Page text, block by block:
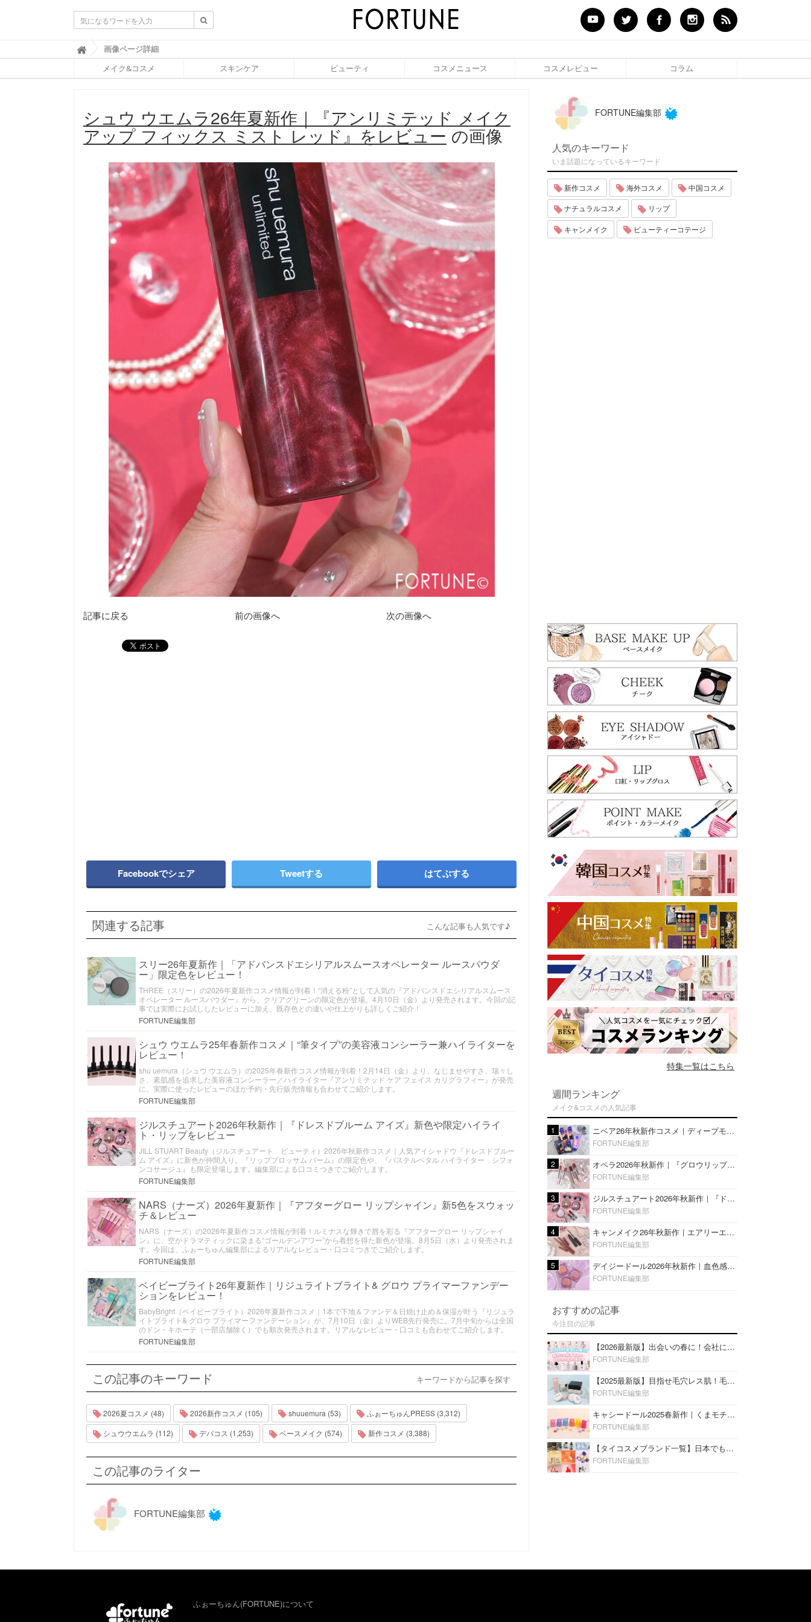
ふ
ぉ
ち
(
F
O
R
画像ページ詳細
メイク&コスメ スキンケア ビューティ コスメニュース コスメレビュー コラム
シュウ ウエムラ26年夏新作｜『アンリミテッド メイク
アップ フィックス ミスト レッド』をレビュー の画像
記事に戻る 前の画像へ 次の画像へ
Facebookでシェア Tweetする はてぶする
関連する記事 こんな記事も人気です♪
スリー26年夏新作｜「アドバンスドエシリアルスムースオペレーター ルースパウダ
ー」限定色をレビュー！
THREE（スリー）の2026年夏新作コスメ情報が到着！“消える粉”として人気の『アドバンスドエシリアルスムース
オペレーター ルースパウダー』から、クリアグリーンの限定色が登場。4月10日（金）より発売されます。今回の記
事では実際にお試ししたレビューに加え、既存色との違いや仕上がりも詳しくご紹介！
FORTUNE編集部
シュウ ウエムラ25年春新作コスメ｜“筆タイプ”の美容液コンシーラー兼ハイライターを
レビュー！
shu uemura（シュウ ウエムラ）の2025年春新作コスメ情報が到着！2月14日（金）より、なじませやすさ、瑞々し
さ、素肌感を追求した美容液コンシーラー／ハイライター『アンリミテッド ケア フェイス カリグラフィー』が発売
に。実際に使ったレビューのほか予約・先行販売情報も合わせてご紹介します。
FORTUNE編集部
ジルスチュアート2026年秋新作｜『ドレスドブルーム アイズ』新色や限定ハイライ
ト・リップをレビュー
JILL STUART Beauty（ジルスチュアート ビューティ）2026年秋新作コスメ｜人気アイシャドウ『ドレスドブルー
ム アイズ』に新色が仲間入り。『リップブロッサム バーム』の限定色や、『パステルペタル ハイライター シフォ
ンコサージュ』も限定登場します。編集部による口コミつきでご紹介します。
FORTUNE編集部
NARS（ナーズ）2026年夏新作｜『アフターグロー リップシャイン』新5色をスウォッ
チ＆レビュー
NARS（ナーズ）の2026年夏新作コスメ情報が到着！ルミナスな輝きで唇を彩る『アフターグロー リップシャイ
ン』に、空がドラマティックに染まる“ゴールデンアワー”から着想を得た新色が登場。8月5日（水）より発売されま
す。今回は、ふぉーちゅん編集部によるリアルなレビュー・口コミつきでご紹介します。
FORTUNE編集部
ベイビーブライト26年夏新作｜リジュライトブライト& グロウ プライマーファンデー
ションをレビュー！
BabyBright（ベイビーブライト）2026年夏新作コスメ｜1本で下地＆ファンデ＆日焼け止め＆保湿が叶う『リジュラ
イトブライト& グロウ プライマーファンデーション』が、7月10日（金）よりWEB先行発売に。7月中旬からは全国
のドン・キホーテ（一部店舗除く）でも順次発売されます。リアルなレビュー・口コミも合わせてご紹介します。
FORTUNE編集部
この記事のキーワード キーワードから記事を探す
2026夏コスメ (48) 2026新作コスメ (105) shuuemura (53)
ふぉーちゅんPRESS (3,312)
シュウウエムラ (112)
デパコス (1,253) ベースメイク (574) 新作コスメ (3,388)
この記事のライター
FORTUNE編集部
FORTUNE編集部
人気のキーワード
いま話題になっているキーワード
新作コスメ 海外コスメ 中国コスメ
ナチュラルコスメ リップ
キャンメイク ビューティーコテージ
特集一覧はこちら
週間ランキング
メイク&コスメの人気記事
1 ニベア26年秋新作コスメ｜ディープモイスチャーリップの美容液タイプや2in1ボディクリームスクラブも
FORTUNE編集部
2 オペラ2026年秋新作｜『グロウリップティント』の新色・限定色はローズジャムカラー♡全4色をレビュー
FORTUNE編集部
3 ジルスチュアート2026年秋新作｜『ドレスドブルーム アイズ』新色や限定ハイライト・リップをレビュー
FORTUNE編集部
4 キャンメイク26年秋新作｜エアリーエクステンションライナー＆カールスナイパーマスカラ新色をレビュー
FORTUNE編集部
5 デイジードール2026年秋新作｜血色感が可愛い♡『パウダー ブラッシュ ブルーム』新3色をレビュー
FORTUNE編集部
おすすめの記事
今注目の記事
【2026最新版】出会いの春に！会社にもおすすめの好印象な香水14選♡ビジネスの場での香水マナーも
FORTUNE編集部
【2025最新版】目指せ毛穴レス肌！毛穴を埋めて隠す「おすすめ部分用下地＆プライマー」ランキング♡
FORTUNE編集部
キャシードール2025春新作｜くまモチーフのミニリップ「シャイニーベア リップモイスト」をレビュー♡
FORTUNE編集部
【タイコスメブランド一覧】日本でも人気沸騰中の“タイコスメ”ブランド20選！
FORTUNE編集部
ふぉーちゅん(FORTUNE)について